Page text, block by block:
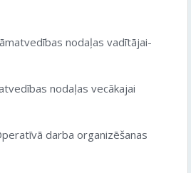
nodaļas vadītājai-
nodaļas vecākajai
darba organizēšanas